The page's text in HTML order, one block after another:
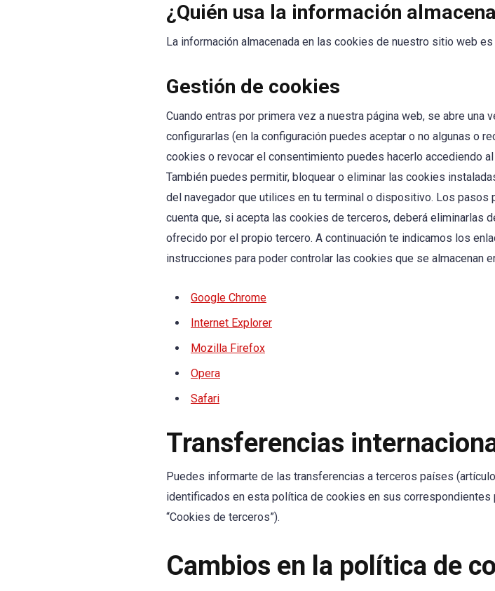
¿Quién usa la información
La información almacenada en las cookies de nuestro sitio web
Gestión de cookies
Cuando entras por primera vez a nuestra página web, se abre
configurarlas (en la configuración puedes aceptar o no algunas o
cookies o revocar el consentimiento puedes hacerlo accediendo
También puedes permitir, bloquear o eliminar las cookies
del navegador que utilices en tu terminal o dispositivo. Los pasos
cuenta que, si acepta las cookies de terceros, deberá eliminarlas
ofrecido por el propio tercero. A continuación te indicamos los
instrucciones para poder controlar las cookies que se almacenan
Google Chrome
Internet Explorer
Mozilla Firefox
Opera
Safari
Transferencias
Puedes informarte de las transferencias a terceros países
identificados en esta política de cookies en sus
“Cookies de terceros”).
Cambios en la política de